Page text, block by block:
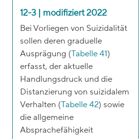
12-3 | modifiziert 2022
Bei Vorliegen von Suizidalität
sollen deren graduelle
Ausprägung (Tabelle 41)
erfasst, der aktuelle
Handlungsdruck und die
Distanzierung von suizidalem
Verhalten (Tabelle 42) sowie
die allgemeine
Absprachefähigkeit